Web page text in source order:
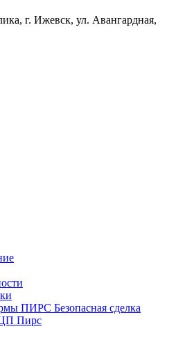
г. Ижевск, ул. Авангардная,
ПИРС Безопасная сделка
ЦП Пирс